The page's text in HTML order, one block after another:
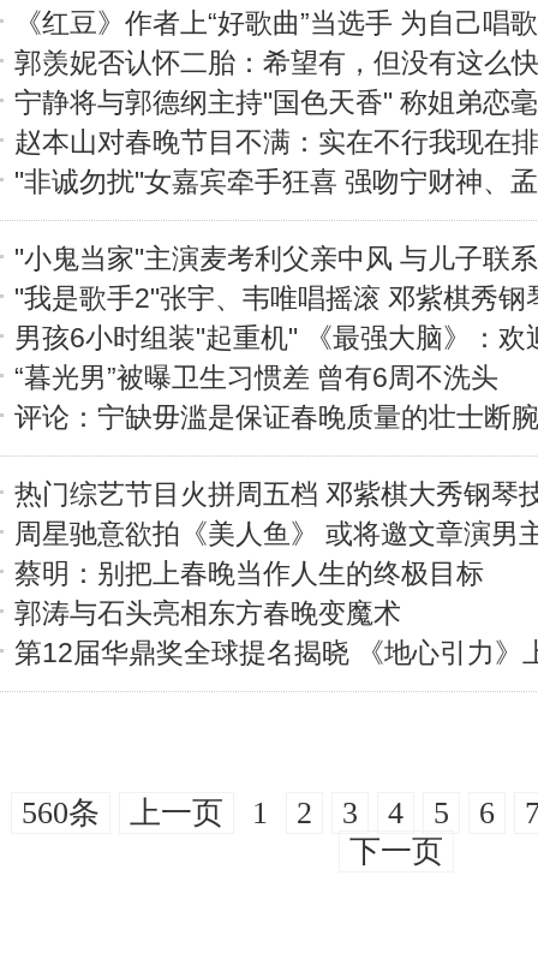
《红豆》作者上“好歌曲”当选手 为自己唱歌
郭羡妮否认怀二胎：希望有，但没有这么
宁静将与郭德纲主持"国色天香" 称姐弟恋
赵本山对春晚节目不满：实在不行我现在
"非诚勿扰"女嘉宾牵手狂喜 强吻宁财神、
"小鬼当家"主演麦考利父亲中风 与儿子联
"我是歌手2"张宇、韦唯唱摇滚 邓紫棋秀钢
男孩6小时组装"起重机" 《最强大脑》：欢
“暮光男”被曝卫生习惯差 曾有6周不洗头
评论：宁缺毋滥是保证春晚质量的壮士断
热门综艺节目火拼周五档 邓紫棋大秀钢琴
周星驰意欲拍《美人鱼》 或将邀文章演男
蔡明：别把上春晚当作人生的终极目标
郭涛与石头亮相东方春晚变魔术
第12届华鼎奖全球提名揭晓 《地心引力》
560条 上一页 1 2 3 4 5 6
下一页